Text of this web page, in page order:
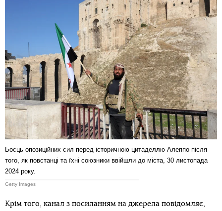
Боєць опозиційних сил перед історичною цитаделлю Алеппо після
того, як повстанці та їхні союзники ввійшли до міста, 30 листопада
2024 року.
Getty Images
Крім того, канал з посиланням на джерела повідомляє,